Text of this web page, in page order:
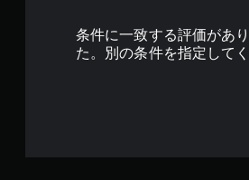
条件に一致する評価があ
た。別の条件を指定してく